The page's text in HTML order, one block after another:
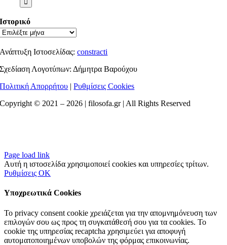
Ιστορικό
Ανάπτυξη Ιστοσελίδας:constracti
Σχεδίαση Λογοτύπων: Δήμητρα Βαρούχου
Πολιτική Απορρήτου |Ρυθμίσεις Cookies
Copyright © 2021 – 2026 | filosofa.gr | All Rights Reserved
Page load link
Αυτή η ιστοσελίδα χρησιμοποιεί cookies και υπηρεσίες τρίτων.
Ρυθμίσεις OK
Υποχρεωτικά Cookies
Το privacy consent cookie χρειάζεται για την απομνημόνευση των
επιλογών σου ως προς τη συγκατάθεσή σου για τα cookies. Το
cookie της υπηρεσίας recaptcha χρησιμεύει για αποφυγή
αυτοματοποιημένων υποβολών της φόρμας επικοινωνίας.